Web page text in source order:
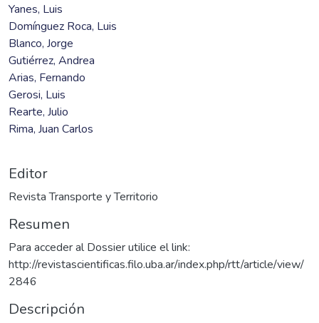
Yanes, Luis
Domínguez Roca, Luis
Blanco, Jorge
Gutiérrez, Andrea
Arias, Fernando
Gerosi, Luis
Rearte, Julio
Rima, Juan Carlos
Editor
Revista Transporte y Territorio
Resumen
Para acceder al Dossier utilice el link:
http://revistascientificas.filo.uba.ar/index.php/rtt/article/view/
2846
Descripción